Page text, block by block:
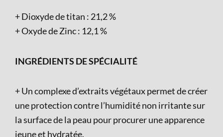
+ Dioxyde de titan : 21,2 %
+ Oxyde de Zinc : 12,1 %
INGRÉDIENTS DE SPÉCIALITÉ
+ Un complexe d’extraits végétaux permet de créer
une protection contre l’humidité non irritante sur
la surface de la peau pour procurer une apparence
jeune et hydratée.